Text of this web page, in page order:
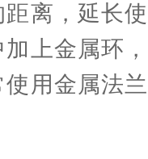
离，延长
上金属环
用金属法